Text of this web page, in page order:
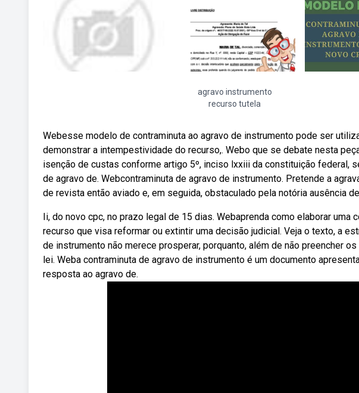
agravo instrumento
recurso tutela
Webesse modelo de contraminuta ao agravo de instrumento pode ser
demonstrar a intempestividade do recurso,. Webo que se debate nesta
isenção de custas conforme artigo 5º, inciso lxxiii da constituição federal,
de agravo de. Webcontraminuta de agravo de instrumento. Pretende a
de revista então aviado e, em seguida, obstaculado pela notória ausência
Ii, do novo cpc, no prazo legal de 15 dias. Webaprenda como elaborar uma
recurso que visa reformar ou extintir uma decisão judicial. Veja o texto, a
de instrumento não merece prosperar, porquanto, além de não preencher
lei. Weba contraminuta de agravo de instrumento é um documento
resposta ao agravo de.